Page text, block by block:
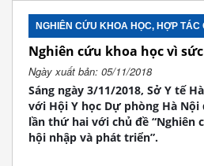
NGHIÊN CỨU KHOA HỌC, HỢP TÁC
Nghiên cứu khoa học vì
Ngày xuất bản: 05/11/2018
Sáng ngày 3/11/2018, Sở Y tế
với Hội Y học Dự phòng Hà
lần thứ hai với chủ đề “Nghiên
hội nhập và phát triển”.